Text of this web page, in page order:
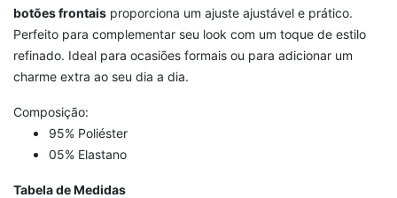
botões frontais proporciona um ajuste ajustável e prático.
Perfeito para complementar seu look com um toque de estilo
refinado. Ideal para ocasiões formais ou para adicionar um
charme extra ao seu dia a dia.
Composição:
95% Poliéster
05% Elastano
Tabela de Medidas